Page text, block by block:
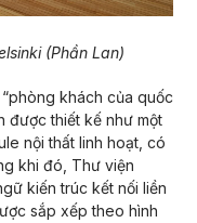
(Phần Lan)
khách của quốc
được thiết kế như một
nội thất linh hoạt, có
khi đó, Thư viện
kiến trúc kết nối liền
sắp xếp theo hình